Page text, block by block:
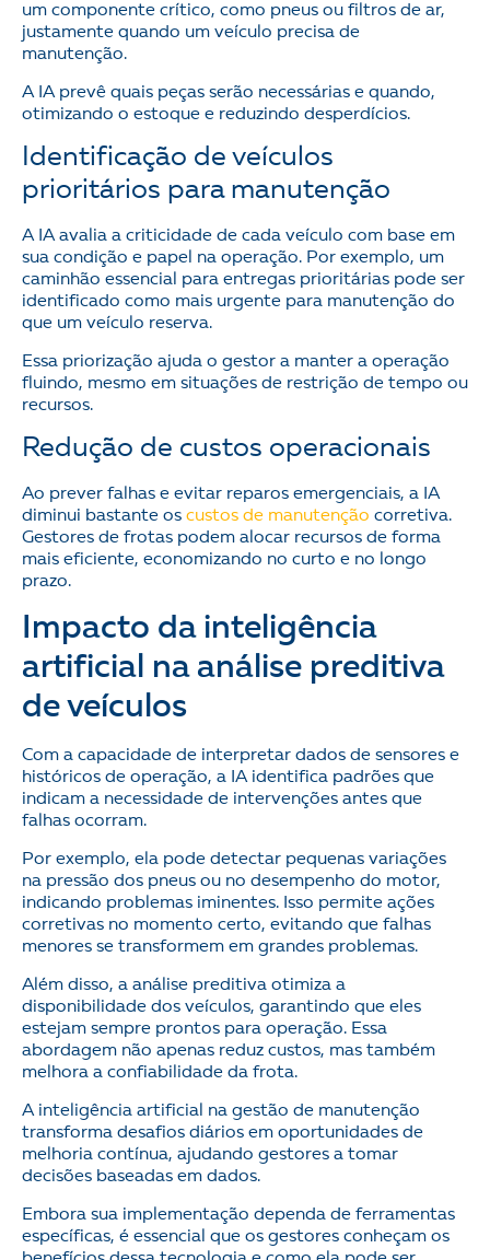
um componente crítico, como pneus ou filtros de ar,
justamente quando um veículo precisa de
manutenção.
A IA prevê quais peças serão necessárias e quando,
otimizando o estoque e reduzindo desperdícios.
Identificação de veículos
prioritários para manutenção
A IA avalia a criticidade de cada veículo com base em
sua condição e papel na operação. Por exemplo, um
caminhão essencial para entregas prioritárias pode ser
identificado como mais urgente para manutenção do
que um veículo reserva.
Essa priorização ajuda o gestor a manter a operação
fluindo, mesmo em situações de restrição de tempo ou
recursos.
Redução de custos operacionais
Ao prever falhas e evitar reparos emergenciais, a IA
diminui bastante os custos de manutenção corretiva.
Gestores de frotas podem alocar recursos de forma
mais eficiente, economizando no curto e no longo
prazo.
Impacto da inteligência
artificial na análise preditiva
de veículos
Com a capacidade de interpretar dados de sensores e
históricos de operação, a IA identifica padrões que
indicam a necessidade de intervenções antes que
falhas ocorram.
Por exemplo, ela pode detectar pequenas variações
na pressão dos pneus ou no desempenho do motor,
indicando problemas iminentes. Isso permite ações
corretivas no momento certo, evitando que falhas
menores se transformem em grandes problemas.
Além disso, a análise preditiva otimiza a
disponibilidade dos veículos, garantindo que eles
estejam sempre prontos para operação. Essa
abordagem não apenas reduz custos, mas também
melhora a confiabilidade da frota.
A inteligência artificial na gestão de manutenção
transforma desafios diários em oportunidades de
melhoria contínua, ajudando gestores a tomar
decisões baseadas em dados.
Embora sua implementação dependa de ferramentas
específicas, é essencial que os gestores conheçam os